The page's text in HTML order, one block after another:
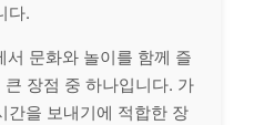
다.
서 문화와 놀이를 함께 즐
장점 중 하나입니다. 가
간을 보내기에 적합한 장